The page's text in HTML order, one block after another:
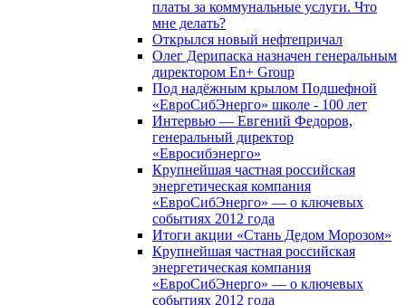
платы за коммунальные услуги. Что
мне делать?
Открылся новый нефтепричал
Олег Дерипаска назначен генеральным
директором En+ Group
Под надёжным крылом Подшефной
«ЕвроСибЭнерго» школе - 100 лет
Интервью — Евгений Федоров,
генеральный директор
«Евросибэнерго»
Крупнейшая частная российская
энергетическая компания
«ЕвроСибЭнерго» — о ключевых
событиях 2012 года
Итоги акции «Стань Дедом Морозом»
Крупнейшая частная российская
энергетическая компания
«ЕвроСибЭнерго» — о ключевых
событиях 2012 года